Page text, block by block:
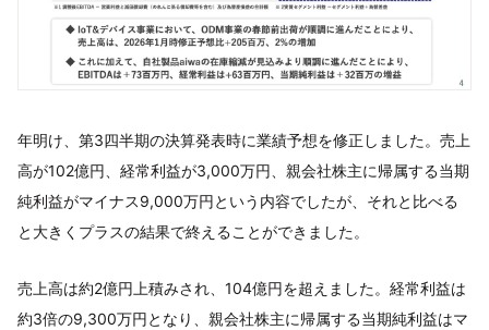
年明け、第3四半期の決算発表時に業績予想を修正しました。売上
高が102億円、経常利益が3,000万円、親会社株主に帰属する当期
純利益がマイナス9,000万円という内容でしたが、それと比べる
と大きくプラスの結果で終えることができました。
売上高は約2億円上積みされ、104億円を超えました。経常利益は
約3倍の9,300万円となり、親会社株主に帰属する当期純利益はマ